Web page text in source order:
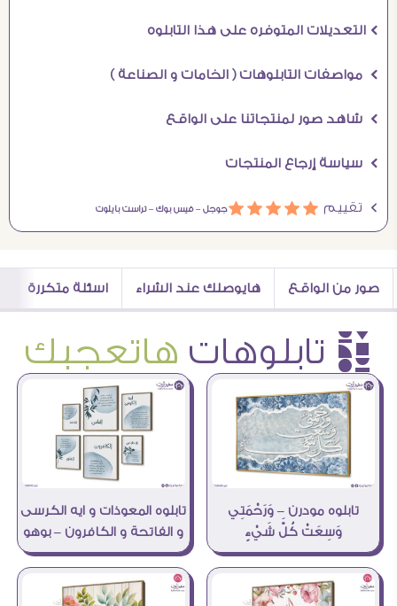
Ö التعديلات المتوفره على هذا التابلوه
Ö مواصفات التابلوهات ( الخامات و الصناعة )
Ö شاهد صور لمنتجاتنا على الواقع
Ö سياسة إرجاع المنتجات
Ö تقييم áááááجوجل –فيس بوك –تراست بايلوت
صور من الواقع هايوصلك عند الشراء اسئلة متكررة
è تابلوهات هاتعجبك
تابلوه مودرن – وَرَحْمَتِي
وَسِعَتْ كُلَّ شَيْءٍ
تابلوه المعوذات و ايه الكرسى
و الفاتحة و الكافرون – بوهو